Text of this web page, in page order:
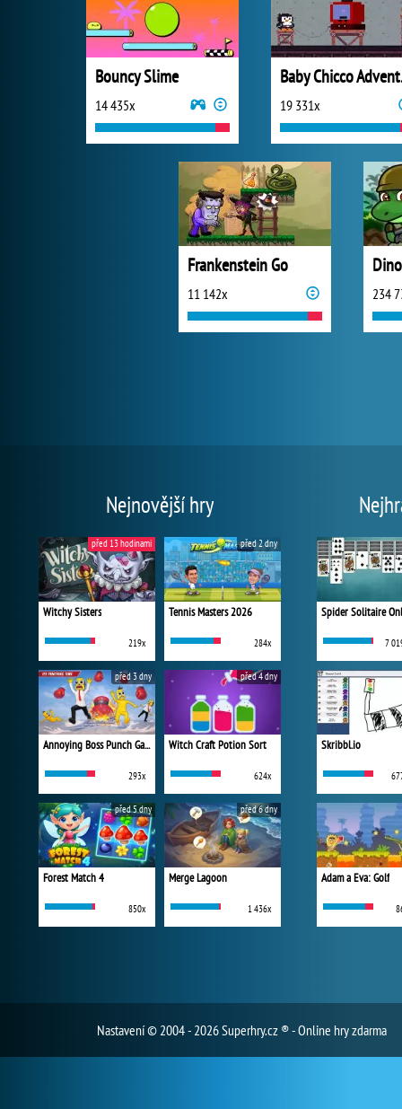
Bouncy Slime
14 435x 19 331x
Frankenstein Go
11 142x 234
Nejnovější hry
Witchy Sisters
219x
před 13 hodinami
Tennis Masters 2026
284x
před 2 dny
Annoying Boss Punch Game
293x
před 3 dny
Witch Craft Potion Sort
624x
před 4 dny
Forest Match 4
850x
před 5 dny
Merge Lagoon
1 436x
před 6 dny
Spider Solitaire
7
Skribbl.io
Adam a Eva: Golf
Nastavení© 2004 - 2026 Superhry.cz ® - Online hry zdarma